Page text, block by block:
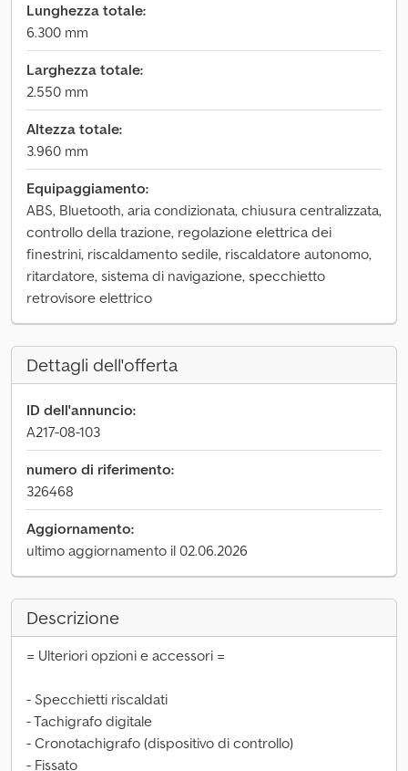
Lunghezza totale:
6.300 mm
Larghezza totale:
2.550 mm
Altezza totale:
3.960 mm
Equipaggiamento:
ABS, Bluetooth, aria condizionata, chiusura centralizzata,
controllo della trazione, regolazione elettrica dei
finestrini, riscaldamento sedile, riscaldatore autonomo,
ritardatore, sistema di navigazione, specchietto
retrovisore elettrico
Dettagli dell'offerta
ID dell'annuncio:
A217-08-103
numero di riferimento:
326468
Aggiornamento:
ultimo aggiornamento il 02.06.2026
Descrizione
= Ulteriori opzioni e accessori =
- Specchietti riscaldati
- Tachigrafo digitale
- Cronotachigrafo (dispositivo di controllo)
- Fissato